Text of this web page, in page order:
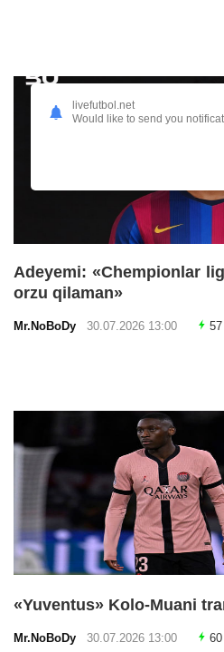
Adeyemi: «Chempionlar
orzu qilaman»
Mr.NoBoDy 30.07.2026 13:00 57
«Yuventus» Kolo-Muani
Mr.NoBoDy 30.07.2026 13:00 60
livefutbol.net
Would like to send you